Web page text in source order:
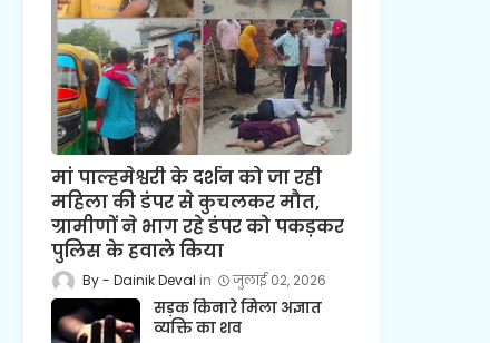
मां पाल्हमेश्वरी के दर्शन को जा रही
महिला की डंपर से कुचलकर मौत,
ग्रामीणों ने भाग रहे डंपर को पकड़कर
पुलिस के हवाले किया
Dainik Deval जुलाई 02, 2026
सड़क किनारे मिला अज्ञात
व्यक्ति का शव